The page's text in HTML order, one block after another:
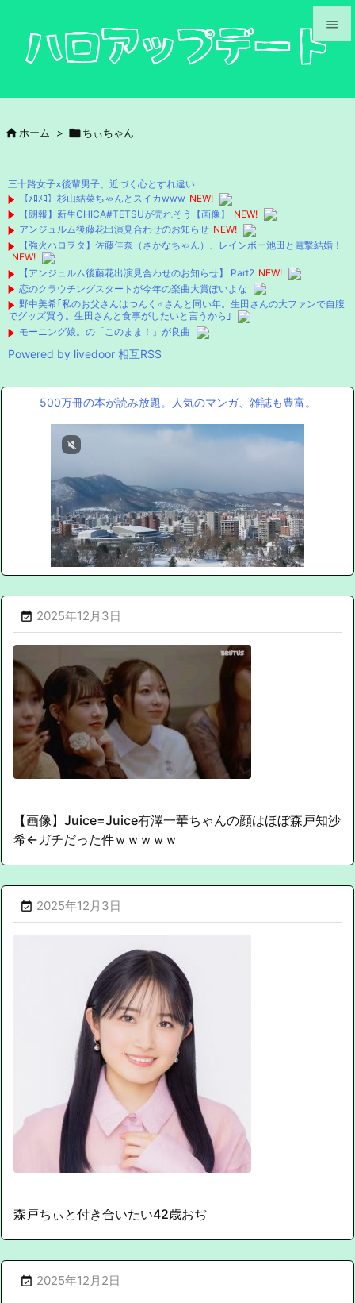



 ホーム > ちぃちゃん
三十路女子×後輩男子、近づく心とすれ違い
【ﾒﾛﾒﾛ】杉山結菜ちゃんとスイカwww NEW!
【朗報】新生CHICA#TETSUが売れそう【画像】
NEW!
アンジュルム後藤花出演見合わせのお知らせ NEW!
【強火ハロヲタ】佐藤佳奈（さかなちゃん）、レインボー池田と電撃結婚！
NEW!
【アンジュルム後藤花出演見合わせのお知らせ】 Part2 NEW!
恋のクラウチングスタートが今年の楽曲大賞ぽいよな
野中美希｢私のお父さんはつんく♂さんと同い年。生田さんの大ファンで自腹
でグッズ買う。生田さんと食事がしたいと言うから｣
モーニング娘。の「このまま！」が良曲
Powered by livedoor 相互RSS
500万冊の本が読み放題。人気のマンガ、雑誌も豊富。
 2025年12月3日
【画像】Juice=Juice有澤一華ちゃんの顔はほぼ森戸知沙
希←ガチだった件ｗｗｗｗｗ
 2025年12月3日
森戸ちぃと付き合いたい42歳おぢ
 2025年12月2日